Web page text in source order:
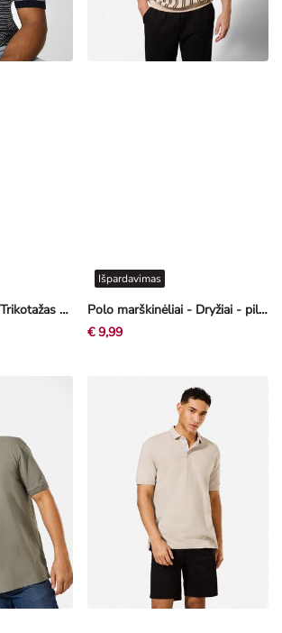
Polo marškinėliai - Trikotažas - melynas Polo marškinėliai - Dryžiai - pilkšvai rusva
Išpardavimas
€ 9,99